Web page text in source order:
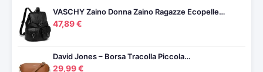
VASCHY Zaino Donna Zaino Ragazze Ecopelle…
47,89 €
David Jones – Borsa Tracolla Piccola…
29,99 €